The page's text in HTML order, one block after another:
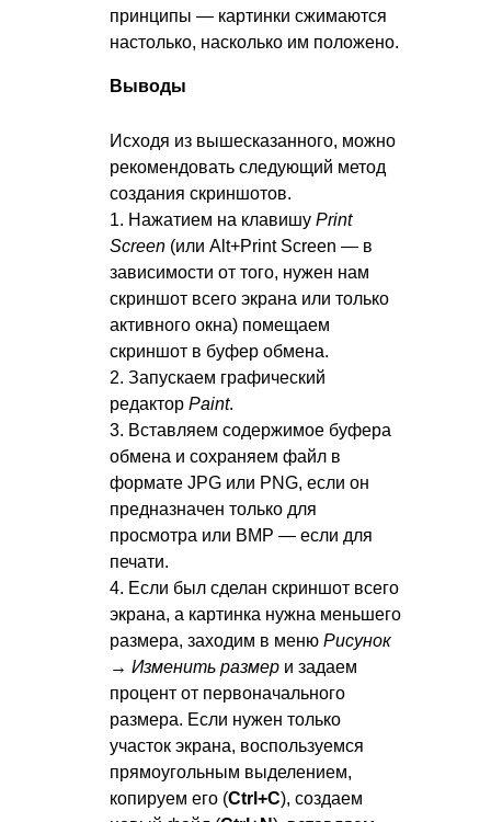
принципы — картинки сжимаются
настолько, насколько им положено.
Выводы
Исходя из вышесказанного, можно
рекомендовать следующий метод
создания скриншотов.
1. Нажатием на клавишу Print
Screen (или Alt+Print Screen — в
зависимости от того, нужен нам
скриншот всего экрана или только
активного окна) помещаем
скриншот в буфер обмена.
2. Запускаем графический
редактор Paint.
3. Вставляем содержимое буфера
обмена и сохраняем файл в
формате JPG или PNG, если он
предназначен только для
просмотра или BMP — если для
печати.
4. Если был сделан скриншот всего
экрана, а картинка нужна меньшего
размера, заходим в меню Рисунок
→ Изменить размер и задаем
процент от первоначального
размера. Если нужен только
участок экрана, воспользуемся
прямоугольным выделением,
копируем его (Ctrl+С), создаем